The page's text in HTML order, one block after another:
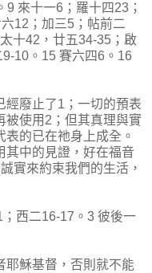
來十一6；羅十四23；
12；加三5；帖前二
十42，廿五34-35；啟
10。15 賽六四6。16
經廢止了1；一切的預表
被使用2；但其真理與實
的已在祂身上成全。
其中的見證，好在福音
實來約束我們的生活，
西二16-17。3 彼後一
耶穌基督，否則就不能